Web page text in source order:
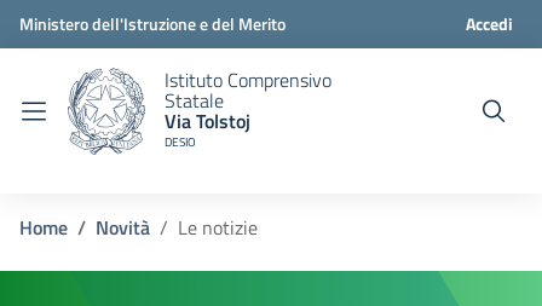
Ministero dell'Istruzione e del Merito Accedi
Istituto Comprensivo
Statale
Via Tolstoj
DESIO
Home Novità Le notizie